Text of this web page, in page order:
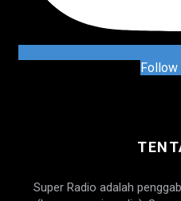
Follow
Super Radio adalah